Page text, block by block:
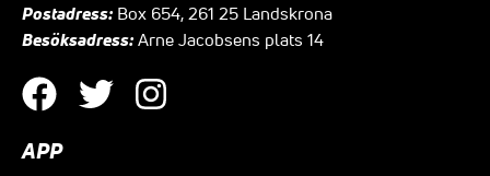
Postadress: Box 654, 261 25 Landskrona
Besöksadress: Arne Jacobsens plats 14
APP